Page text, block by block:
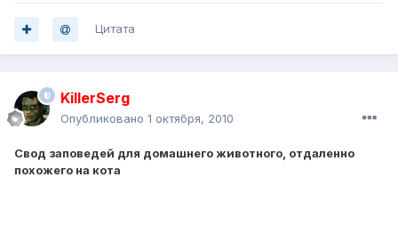
Цитата
KillerSerg
Опубликовано 1 октября, 2010
Свод заповедей для домашнего животного, отдаленно
похожего на кота